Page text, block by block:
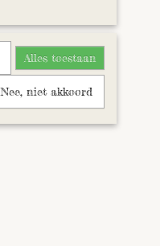
Alles toestaan
Nee, niet akkoord